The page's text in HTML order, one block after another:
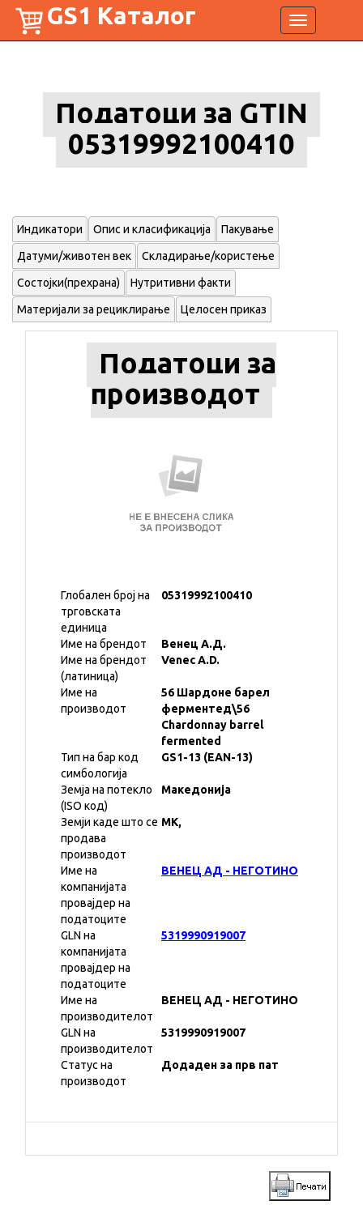
Toggle
navigation
GS1 Каталог
Податоци за GTIN
05319992100410
Индикатори Опис и класификација Пакување
Датуми/животен век Складирање/користење
Состојки(прехрана) Нутритивни факти
Материјали за рециклирање Целосен приказ
Податоци за
производот
Глобален број на
трговската
единица
05319992100410
Име на брендот
Венец А.Д.
Име на брендот
(латиница)
Venec A.D.
Име на
производот
56 Шардоне барел
ферментед\56
Chardonnay barrel
fermented
Тип на бар код
симбологија
GS1-13 (EAN-13)
Земја на потекло
(ISO код)
Македонија
Земји каде што се
продава
производот
MK,
Име на
компанијата
провајдер на
податоците
ВЕНЕЦ АД - НЕГОТИНО
GLN на
компанијата
провајдер на
податоците
5319990919007
Име на
производителот
ВЕНЕЦ АД - НЕГОТИНО
GLN на
производителот
5319990919007
Статус на
производот
Додаден за прв пат